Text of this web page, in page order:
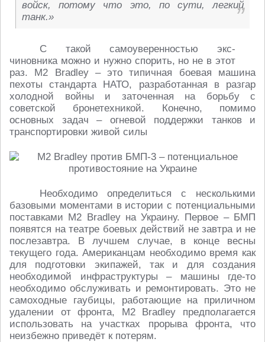
войск, потому что это, по сути, легкий
танк.»
С такой самоуверенностью экс-
чиновника можно и нужно спорить, но не в этот
раз. М2 Bradley – это типичная боевая машина
пехоты стандарта НАТО, разработанная в разгар
холодной войны и заточенная на борьбу с
советской бронетехникой. Конечно, помимо
основных задач – огневой поддержки танков и
транспортировки живой силы
Необходимо определиться с несколькими
базовыми моментами в истории с потенциальными
поставками М2 Bradley на Украину. Первое – БМП
появятся на театре боевых действий не завтра и не
послезавтра. В лучшем случае, в конце весны
текущего года. Американцам необходимо время как
для подготовки экипажей, так и для создания
необходимой инфраструктуры – машины где-то
необходимо обслуживать и ремонтировать. Это не
самоходные гаубицы, работающие на приличном
удалении от фронта, М2 Bradley предполагается
использовать на участках прорыва фронта, что
неизбежно приведёт к потерям.